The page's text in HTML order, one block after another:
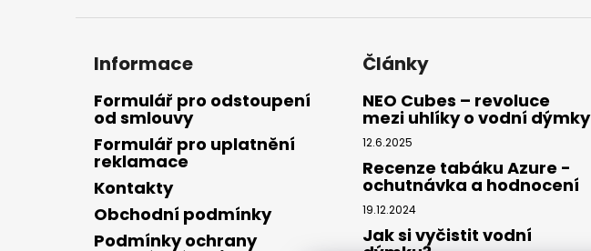
Informace
Formulář pro odstoupení
od smlouvy
Formulář pro uplatnění
reklamace
Kontakty
Obchodní podmínky
Podmínky ochrany
Články
NEO Cubes – revoluce
mezi uhlíky o vodní dýmky
12.6.2025
Recenze tabáku Azure -
ochutnávka a hodnocení
19.12.2024
Jak si vyčistit vodní